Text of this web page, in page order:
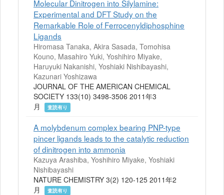
Molecular Dinitrogen into Silylamine:
Experimental and DFT Study on the
Remarkable Role of Ferrocenyldiphosphine
Ligands
Hiromasa Tanaka, Akira Sasada, Tomohisa
Kouno, Masahiro Yuki, Yoshihiro Miyake,
Haruyuki Nakanishi, Yoshiaki Nishibayashi,
Kazunari Yoshizawa
JOURNAL OF THE AMERICAN CHEMICAL
SOCIETY 133(10) 3498-3506 2011年3
月
査読有り
A molybdenum complex bearing PNP-type
pincer ligands leads to the catalytic reduction
of dinitrogen into ammonia
Kazuya Arashiba, Yoshihiro Miyake, Yoshiaki
Nishibayashi
NATURE CHEMISTRY 3(2) 120-125 2011年2
月
査読有り